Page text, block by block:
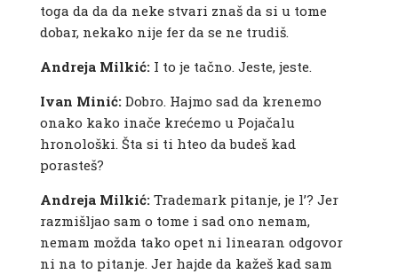
toga da da da neke stvari znaš da si u tome
dobar, nekako nije fer da se ne trudiš.
Andreja Milkić: I to je tačno. Jeste, jeste.
Ivan Minić: Dobro. Hajmo sad da krenemo
onako kako inače krećemo u Pojačalu
hronološki. Šta si ti hteo da budeš kad
porasteš?
Andreja Milkić: Trademark pitanje, je l’? Jer
razmišljao sam o tome i sad ono nemam,
nemam možda tako opet ni linearan odgovor
ni na to pitanje. Jer hajde da kažeš kad sam